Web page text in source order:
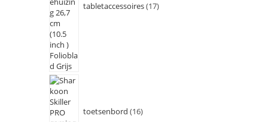
tabletaccessoires 17
toetsenbord 16